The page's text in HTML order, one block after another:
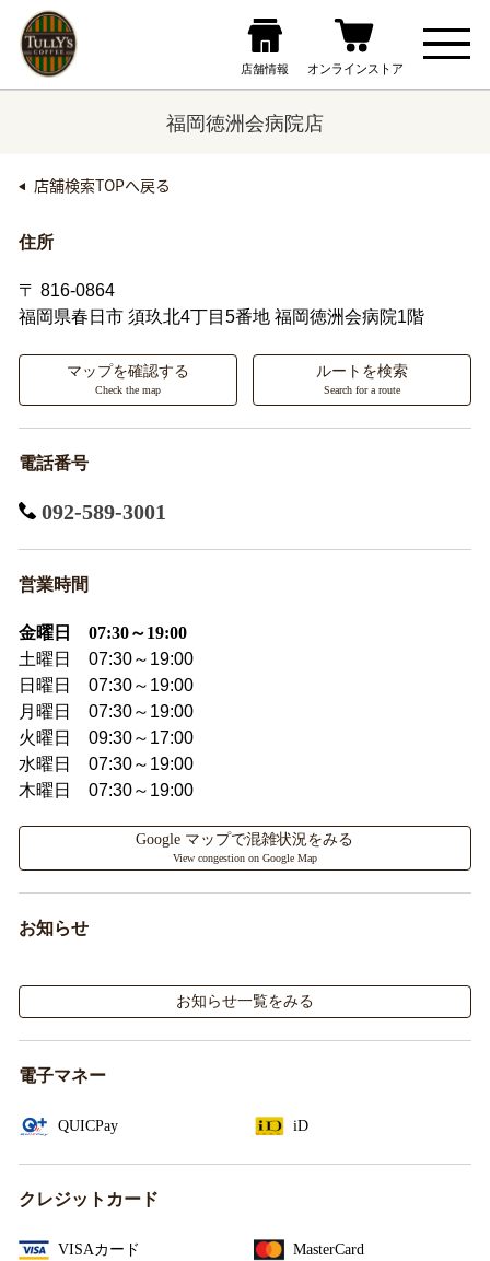
福岡徳洲会病院店
店舗検索TOPへ戻る
住所
〒 816-0864
福岡県春日市須玖北4丁目5番地 福岡徳洲会病院1階
マップを確認する
Check the map
ルートを検索
Search for a route
電話番号
092-589-3001
営業時間
金曜日 07:30～19:00
土曜日 07:30～19:00
日曜日 07:30～19:00
月曜日 07:30～19:00
火曜日 09:30～17:00
水曜日 07:30～19:00
木曜日 07:30～19:00
Google マップで混雑状況をみる
View congestion on Google Map
お知らせ
お知らせ一覧をみる
電子マネー
QUICPay iD
クレジットカード
VISAカード MasterCard